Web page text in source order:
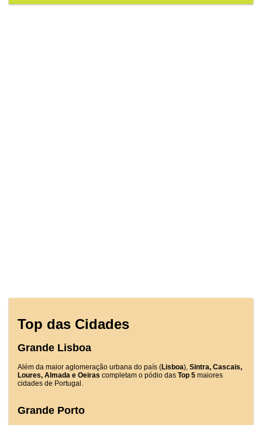
Top das Cidades
Grande Lisboa
Além da maior aglomeração urbana do país (Lisboa), Sintra, Cascais,
Loures, Almada e Oeiras completam o pódio das Top 5 maiores
cidades de Portugal.
Grande Porto